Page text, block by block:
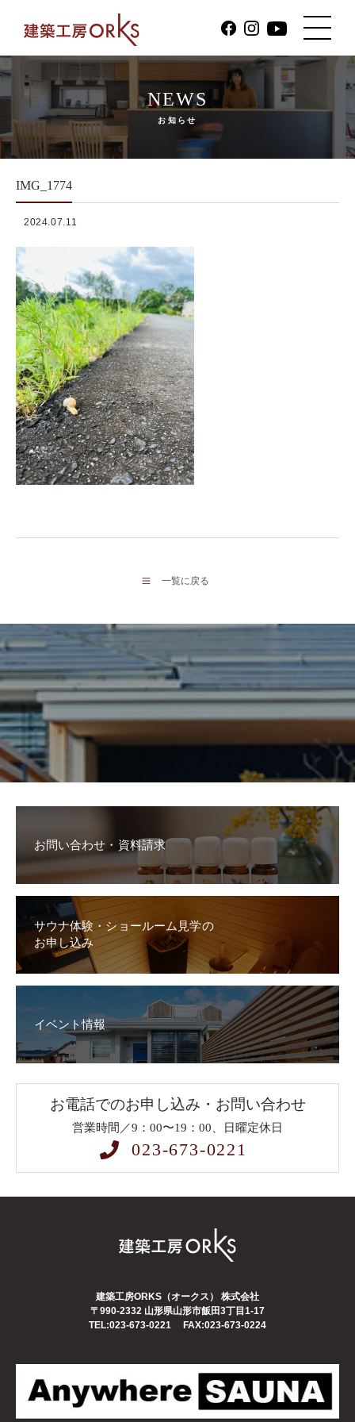
NEWS
お知らせ
IMG_1774
2024.07.11
一覧に戻る
お問い合わせ・資料請求
サウナ体験・ショールーム見学の
お申し込み
イベント情報
お電話でのお申し込み・お問い合わせ
営業時間／9：00〜19：00、日曜定休日
023-673-0221
建築工房ORKS（オークス） 株式会社
〒990-2332 山形県山形市飯田3丁目1-17
TEL:023-673-0221
FAX:023-673-0224